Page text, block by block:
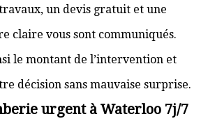
un devis gratuit et une
claire vous sont communiqués.
le montant de l’intervention et
décision sans mauvaise surprise.
urgent à Waterloo 7j/7